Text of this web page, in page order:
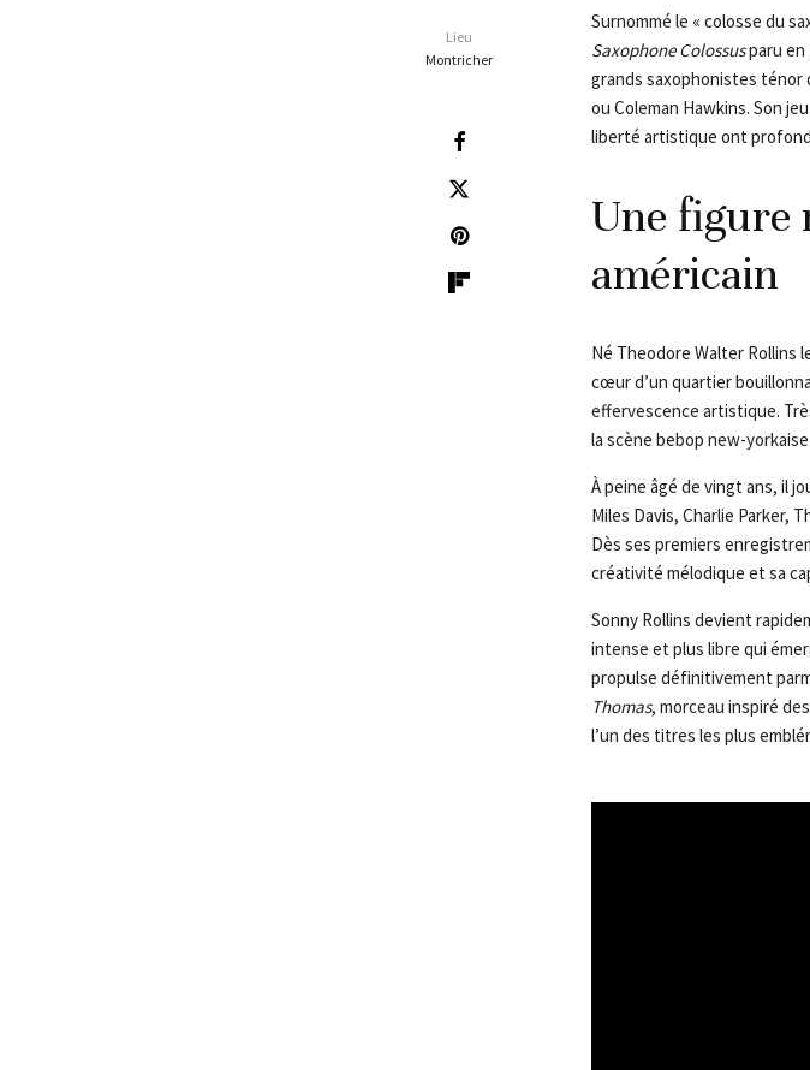
Lieu
Montricher
Surnommé le « colosse du
Saxophone Colossusparu en
grands saxophonistes ténor
ou Coleman Hawkins. Son
liberté artistique ont
Une figure
américain
Né Theodore Walter Rollins
cœur d’un quartier
effervescence artistique.
la scène bebop new-yorkaise.
À peine âgé de vingt ans, il
Miles Davis, Charlie Parker,
Dès ses premiers
créativité mélodique et sa
Sonny Rollins devient
intense et plus libre qui
propulse définitivement
Thomas, morceau inspiré
l’un des titres les plus